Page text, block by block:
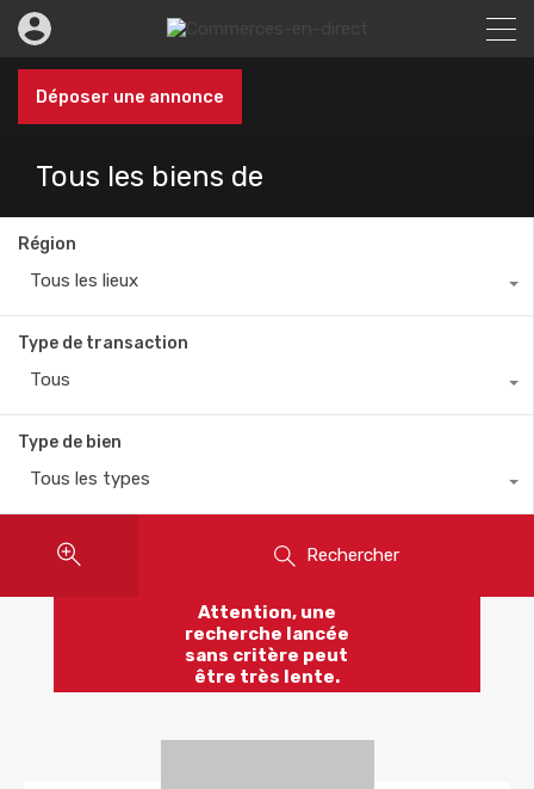
Déposer une annonce
Tous les biens de
Région
Tous les lieux
Type de transaction
Tous
Type de bien
Tous les types
Rechercher
Attention, une
recherche lancée
sans critère peut
être très lente.